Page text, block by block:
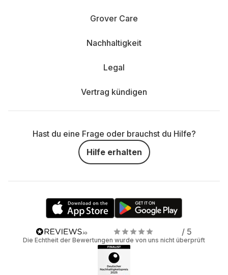
Grover Care
Nachhaltigkeit
Legal
Vertrag kündigen
Hast du eine Frage oder brauchst du Hilfe?
Hilfe erhalten
/ 5
Die Echtheit der Bewertungen wurde von uns nicht überprüft